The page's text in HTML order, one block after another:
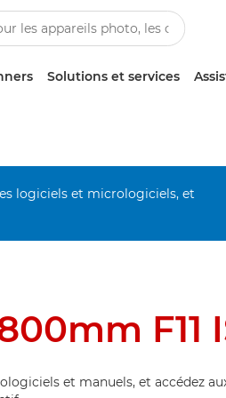
Solutions et services
logiciels et micrologiciels, et
F11
et manuels, et accédez